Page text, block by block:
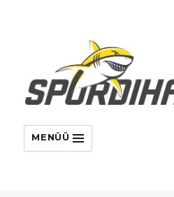
MENÜÜ